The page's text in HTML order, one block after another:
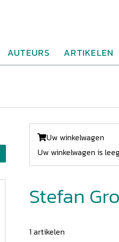
AUTEURS ARTIKELEN
Uw winkelwagen
Uw winkelwagen is
Stefan
1 artikelen